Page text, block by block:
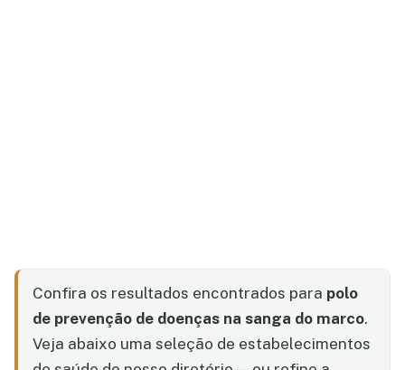
Confira os resultados encontrados para polo
de prevenção de doenças na sanga do marco.
Veja abaixo uma seleção de estabelecimentos